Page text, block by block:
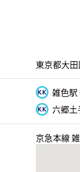
東京都大
雑色駅
六郷土
京急本線